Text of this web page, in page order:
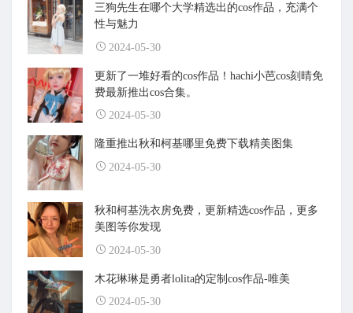
三狗先生在哪个大学精选出的cos作品，充满个
性与魅力
2024-05-30
更新了一堆好看的cos作品！hachi小芭cos刻晴免
费最新推出cos合集。
2024-05-30
隆重推出秋和柯基哪里免费下载精美图集
2024-05-30
秋和柯基洗衣房免费，更新精选cos作品，更多
美图等你发现
2024-05-30
木花琳琳是勇者lolita的定制cos作品-唯美
2024-05-30